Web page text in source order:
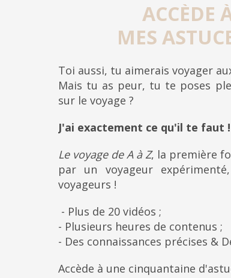
ACCÈDE
MES
Toi aussi, tu aimerais voyager
Mais tu as peur, tu te poses
sur le voyage ?
J'ai exactement ce qu'il te faut !
Le voyage de A à Z, la première
par un voyageur
voyageurs !
- Plus de 20 vidéos ;
- Plusieurs heures de contenus ;
- Des connaissances précises &
Accède à une cinquantaine